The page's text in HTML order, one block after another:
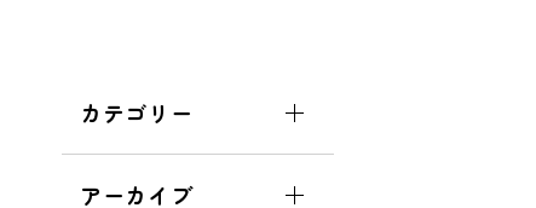
カテゴリー
アーカイブ